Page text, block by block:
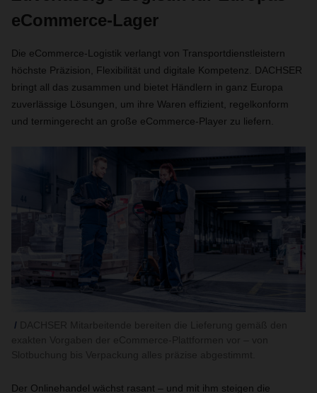
eCommerce-Lager
Die eCommerce-Logistik verlangt von Transportdienstleistern
höchste Präzision, Flexibilität und digitale Kompetenz. DACHSER
bringt all das zusammen und bietet Händlern in ganz Europa
zuverlässige Lösungen, um ihre Waren effizient, regelkonform
und termingerecht an große eCommerce-Player zu liefern.
Der Onlinehandel wächst rasant – und mit ihm steigen die